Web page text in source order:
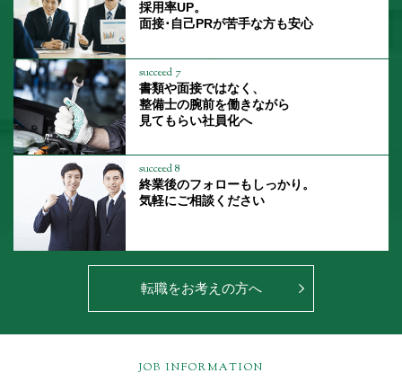
採用率UP。
面接･自己PRが苦手な方も安心
succeed 7
書類や面接ではなく、
整備士の腕前を働きながら
見てもらい社員化へ
succeed 8
終業後のフォローもしっかり。
気軽にご相談ください
転職をお考えの方へ
JOB INFORMATION